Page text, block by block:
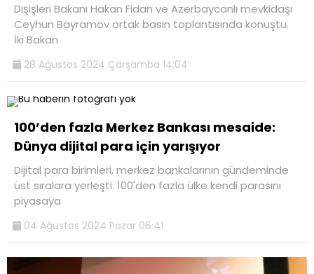
Dışişleri Bakanı Hakan Fidan ve Azerbaycanlı mevkidaşı
Ceyhun Bayramov ortak basın toplantısında konuştu.
İki Bakan
28 Ağustos 2024 Çarşamba 14:04
100’den fazla Merkez Bankası mesaide:
Dünya dijital para için yarışıyor
Dijital para birimleri, merkez bankalarının gündeminde
üst sıralara yerleşti. 100'den fazla ülke kendi parasını
piyasaya
04 Ağustos 2024 Pazar 06:41